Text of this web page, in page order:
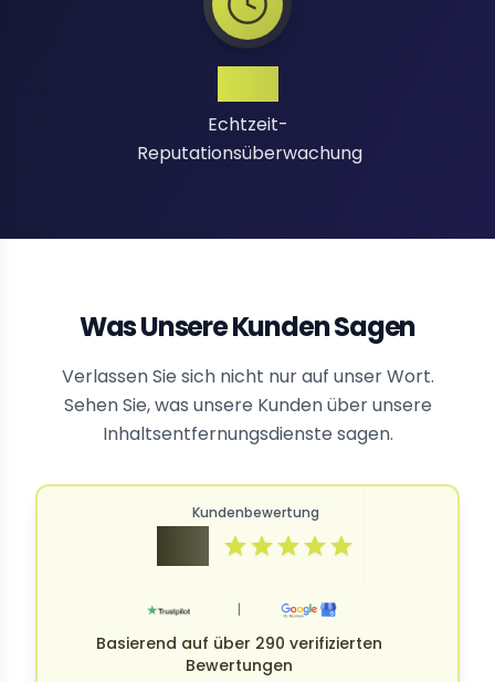
Echtzeit-
Reputationsüberwachung
Was Unsere Kunden Sagen
Verlassen Sie sich nicht nur auf unser Wort.
Sehen Sie, was unsere Kunden über unsere
Inhaltsentfernungsdienste sagen.
Kundenbewertung
|
Basierend auf über 290 verifizierten
Bewertungen